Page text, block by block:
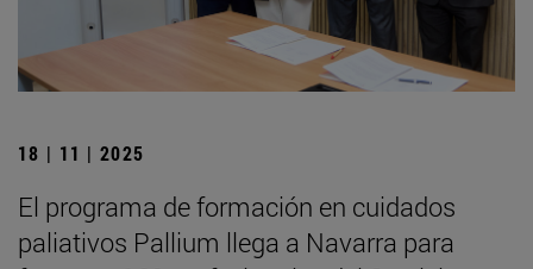
18 | 11 | 2025
El programa de formación en cuidados
paliativos Pallium llega a Navarra para